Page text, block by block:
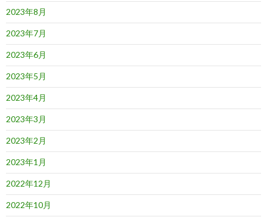
2023年8月
2023年7月
2023年6月
2023年5月
2023年4月
2023年3月
2023年2月
2023年1月
2022年12月
2022年10月